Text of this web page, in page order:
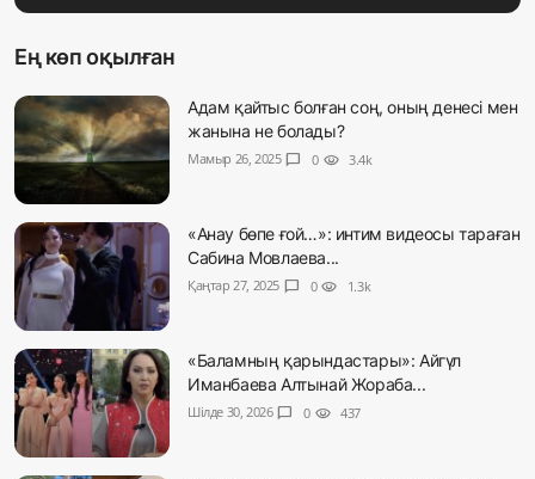
Ең көп оқылған
Адам қайтыс болған соң, оның денесі мен
жанына не болады?
Мамыр 26, 2025 chat_bubble 0 visibility 3.4k
«Анау бөпе ғой…»: интим видеосы тараған
Сабина Мовлаева...
Қаңтар 27, 2025 chat_bubble 0 visibility 1.3k
«Баламның қарындастары»: Айгүл
Иманбаева Алтынай Жораба...
Шілде 30, 2026 chat_bubble 0 visibility 437